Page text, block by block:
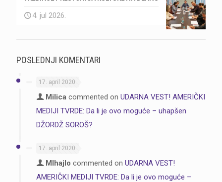
4. jul 2026.
POSLEDNJI KOMENTARI
17. april 2020.
Milica commented on UDARNA VEST! AMERIČKI
MEDIJI TVRDE: Da li je ovo moguće – uhapšen
DŽORDŽ SOROŠ?
17. april 2020.
MIhajlo commented on UDARNA VEST!
AMERIČKI MEDIJI TVRDE: Da li je ovo moguće –